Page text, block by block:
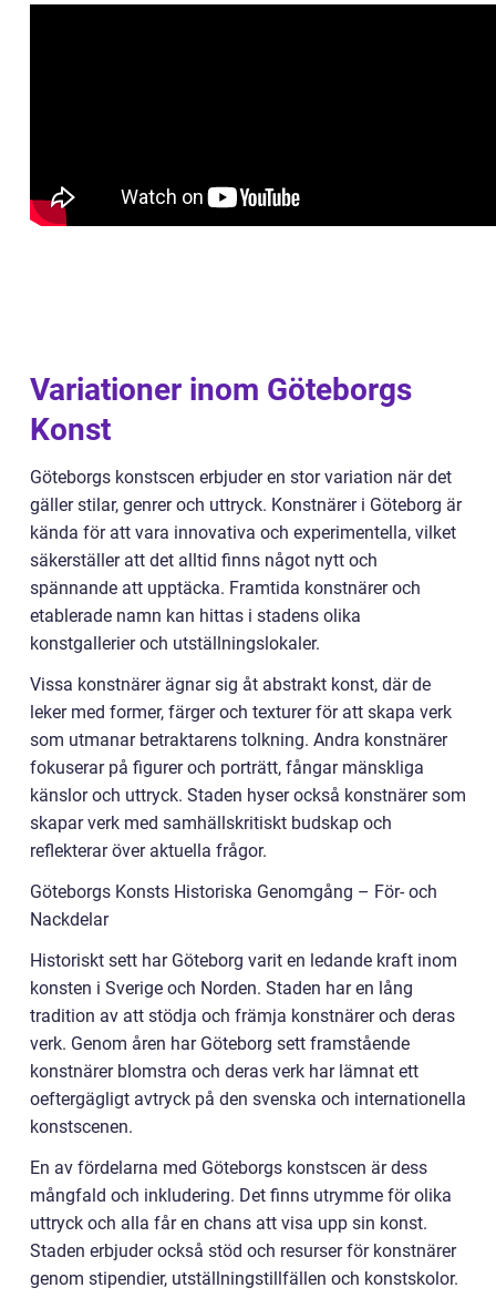
Variationer inom Göteborgs
Konst
Göteborgs konstscen erbjuder en stor variation när det
gäller stilar, genrer och uttryck. Konstnärer i Göteborg är
kända för att vara innovativa och experimentella, vilket
säkerställer att det alltid finns något nytt och
spännande att upptäcka. Framtida konstnärer och
etablerade namn kan hittas i stadens olika
konstgallerier och utställningslokaler.
Vissa konstnärer ägnar sig åt abstrakt konst, där de
leker med former, färger och texturer för att skapa verk
som utmanar betraktarens tolkning. Andra konstnärer
fokuserar på figurer och porträtt, fångar mänskliga
känslor och uttryck. Staden hyser också konstnärer som
skapar verk med samhällskritiskt budskap och
reflekterar över aktuella frågor.
Göteborgs Konsts Historiska Genomgång – För- och
Nackdelar
Historiskt sett har Göteborg varit en ledande kraft inom
konsten i Sverige och Norden. Staden har en lång
tradition av att stödja och främja konstnärer och deras
verk. Genom åren har Göteborg sett framstående
konstnärer blomstra och deras verk har lämnat ett
oeftergägligt avtryck på den svenska och internationella
konstscenen.
En av fördelarna med Göteborgs konstscen är dess
mångfald och inkludering. Det finns utrymme för olika
uttryck och alla får en chans att visa upp sin konst.
Staden erbjuder också stöd och resurser för konstnärer
genom stipendier, utställningstillfällen och konstskolor.